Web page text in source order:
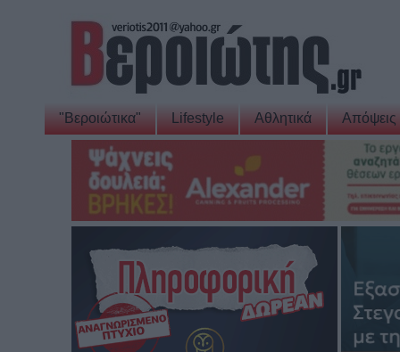
"Βεροιώτικα" Lifestyle Αθλητικά Απόψεις